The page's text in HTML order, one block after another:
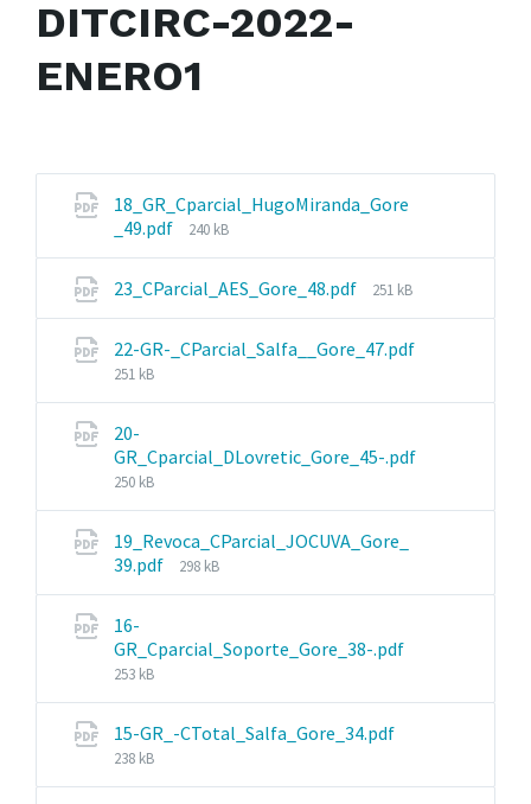
DITCIRC-2022-
ENERO1
18_GR_Cparcial_HugoMiranda_Gore
_49.pdf
File
240 kB
23_CParcial_AES_Gore_48.pdf
File
251 kB
22-GR-_CParcial_Salfa__Gore_47.pdf
File
251 kB
20-
GR_Cparcial_DLovretic_Gore_45-.pdf
File
250 kB
19_Revoca_CParcial_JOCUVA_Gore_
39.pdf
File
298 kB
16-
GR_Cparcial_Soporte_Gore_38-.pdf
File
253 kB
15-GR_-CTotal_Salfa_Gore_34.pdf
238 kB